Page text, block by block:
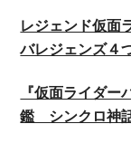
レジェンド仮
バレジェンズ４
『仮面ライダ
鑑 シンクロ神